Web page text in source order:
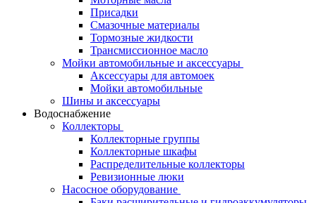
Присадки
Смазочные материалы
Тормозные жидкости
Трансмиссионное масло
Мойки автомобильные и аксессуары
Аксессуары для автомоек
Мойки автомобильные
Шины и аксессуары
Водоснабжение
Коллекторы
Коллекторные группы
Коллекторные шкафы
Распределительные коллекторы
Ревизионные люки
Насосное оборудование